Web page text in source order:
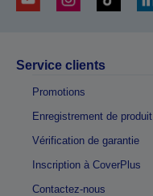
Service clients
Promotions
Enregistrement de produit
Vérification de garantie
Inscription à CoverPlus
Contactez-nous